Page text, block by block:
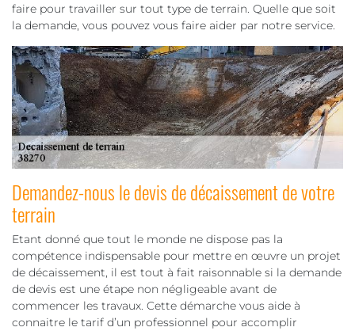
faire pour travailler sur tout type de terrain. Quelle que soit
la demande, vous pouvez vous faire aider par notre service.
Demandez-nous le devis de décaissement de votre
terrain
Etant donné que tout le monde ne dispose pas la
compétence indispensable pour mettre en œuvre un projet
de décaissement, il est tout à fait raisonnable si la demande
de devis est une étape non négligeable avant de
commencer les travaux. Cette démarche vous aide à
connaitre le tarif d’un professionnel pour accomplir